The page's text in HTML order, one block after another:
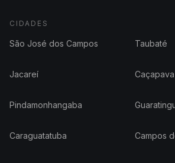
CIDADES
São José dos Campos Taubaté
Jacareí Caçapava
Pindamonhangaba
Caraguatatuba Campos